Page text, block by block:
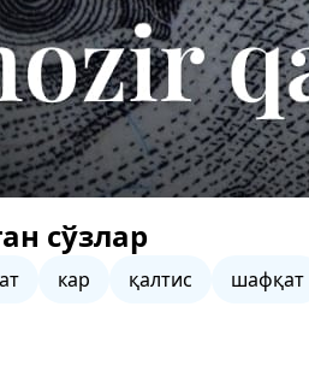
сўзлар
кар қалтис шафқат